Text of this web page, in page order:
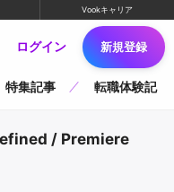
Vookキャリア
ログイン 新規登録
特集記事 転職体験記
/ Premiere